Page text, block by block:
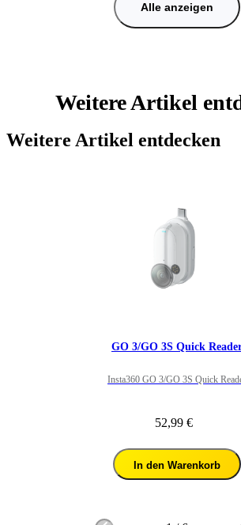
Alle anzeigen
Weitere Artikel
Weitere Artikel entdecken
GO 3/GO 3S Quick
Insta360 GO 3/GO 3S Quick
52,99 €
In den Warenkorb